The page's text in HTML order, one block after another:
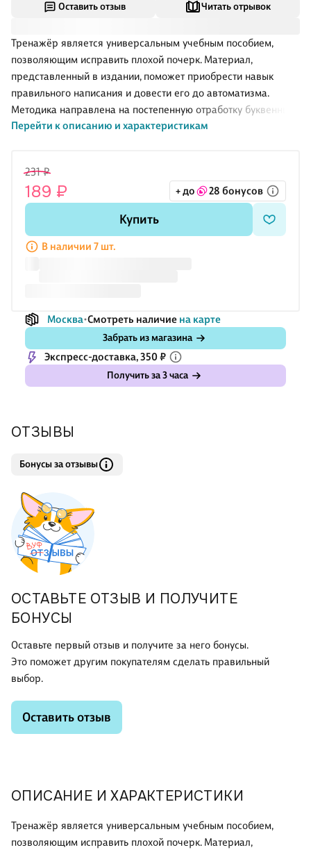
Оставить отзыв Читать отрывок
Тренажёр является универсальным учебным пособием,
позволяющим исправить плохой почерк. Материал,
представленный в издании, поможет приобрести навык
правильного написания и довести его до автоматизма.
Методика направлена на постепенную отработку буквенных
элементов, овладение соединениями букв и тренировку
Перейти к описанию и характеристикам
231 ₽
189 ₽ + до 28 бонусов
Купить
В наличии 7 шт.
Москва Смотреть наличие на карте
Забрать из магазина
Экспресс-доставка, 350 ₽
Получить за 3 часа
ОПИСАНИЕ И ХАРАКТЕРИСТИКИ
Тренажёр является универсальным учебным пособием,
позволяющим исправить плохой почерк. Материал,
ОТЗЫВЫ
Бонусы за отзывы
ОСТАВЬТЕ ОТЗЫВ И ПОЛУЧИТЕ
БОНУСЫ
Оставьте первый отзыв и получите за него бонусы.
Это поможет другим покупателям сделать правильный
выбор.
Оставить отзыв